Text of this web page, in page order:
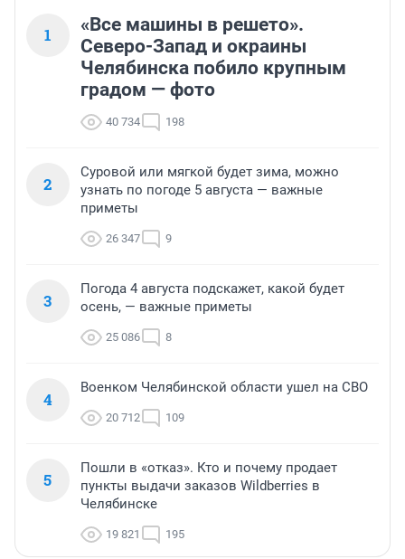
1
«Все машины в решето».
Северо-Запад и окраины
Челябинска побило крупным
градом — фото
40 734 198
2
Суровой или мягкой будет зима, можно
узнать по погоде 5 августа — важные
приметы
26 347 9
3
Погода 4 августа подскажет, какой будет
осень, — важные приметы
25 086 8
4
Военком Челябинской области ушел на СВО
20 712 109
5
Пошли в «отказ». Кто и почему продает
пункты выдачи заказов Wildberries в
Челябинске
19 821 195